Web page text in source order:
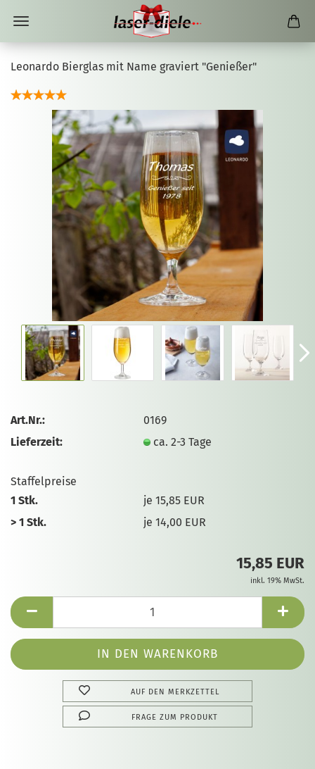
Leonardo Bierglas mit Name graviert "Genießer"
Art.Nr.:
0169
Lieferzeit:
ca. 2-3 Tage
Staffelpreise
1 Stk.
je 15,85 EUR
> 1 Stk.
je 14,00 EUR
15,85 EUR
inkl. 19% MwSt.
AUF DEN MERKZETTEL
FRAGE ZUM PRODUKT